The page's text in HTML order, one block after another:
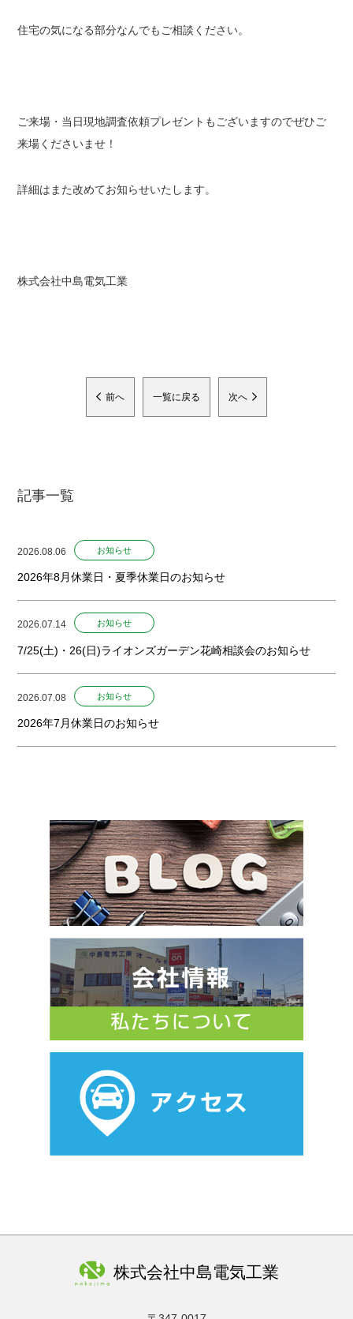
住宅の気になる部分なんでもご相談ください。
ご来場・当日現地調査依頼プレゼントもございますのでぜひご
来場くださいませ！
詳細はまた改めてお知らせいたします。
株式会社中島電気工業
前へ 一覧に戻る 次へ
記事一覧
2026.08.06 お知らせ
2026年8月休業日・夏季休業日のお知らせ
2026.07.14 お知らせ
7/25(土)・26(日)ライオンズガーデン花崎相談会のお知らせ
2026.07.08 お知らせ
2026年7月休業日のお知らせ
2026.04.30 お知らせ
2026年5月休業日のお知らせ
2026.03.26 お知らせ
住宅省エネ2026 給湯省エネ・先進的窓リノベ
2026.03.25 お知らせ
2026年4月休業日のお知らせ
【タカラスタンダード】春の大利根マルシェのお知らせ
お知らせ
2026年3月休業日のお知らせ
お知らせ株式会社中島電気工業